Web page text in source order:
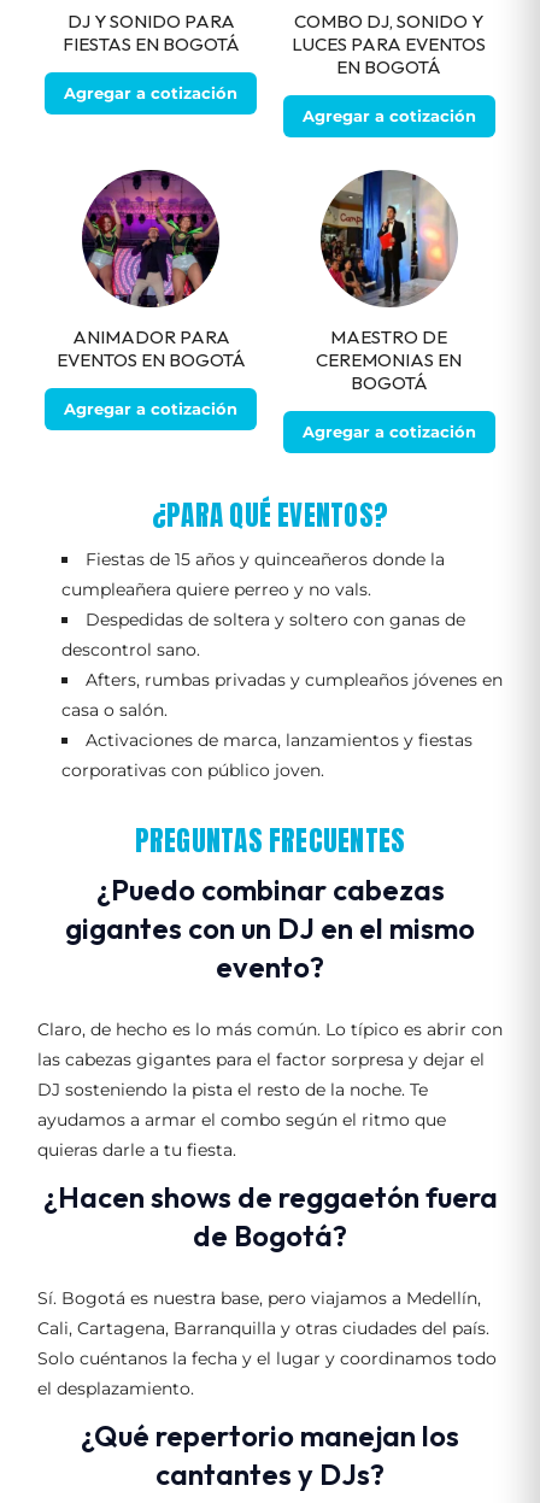
DJ Y SONIDO PARA
FIESTAS EN BOGOTÁ
Agregar a cotización
COMBO DJ, SONIDO Y
LUCES PARA EVENTOS
EN BOGOTÁ
Agregar a cotización
ANIMADOR PARA
EVENTOS EN BOGOTÁ
Agregar a cotización
MAESTRO DE
CEREMONIAS EN
BOGOTÁ
Agregar a cotización
¿PARA QUÉ EVENTOS?
Fiestas de 15 años y quinceañeros donde la
cumpleañera quiere perreo y no vals.
Despedidas de soltera y soltero con ganas de
descontrol sano.
Afters, rumbas privadas y cumpleaños jóvenes en
casa o salón.
Activaciones de marca, lanzamientos y fiestas
corporativas con público joven.
PREGUNTAS FRECUENTES
¿Puedo combinar cabezas
gigantes con un DJ en el mismo
evento?
Claro, de hecho es lo más común. Lo típico es abrir con
las cabezas gigantes para el factor sorpresa y dejar el
DJ sosteniendo la pista el resto de la noche. Te
ayudamos a armar el combo según el ritmo que
quieras darle a tu fiesta.
¿Hacen shows de reggaetón fuera
de Bogotá?
Sí. Bogotá es nuestra base, pero viajamos a Medellín,
Cali, Cartagena, Barranquilla y otras ciudades del país.
Solo cuéntanos la fecha y el lugar y coordinamos todo
el desplazamiento.
¿Qué repertorio manejan los
cantantes y DJs?